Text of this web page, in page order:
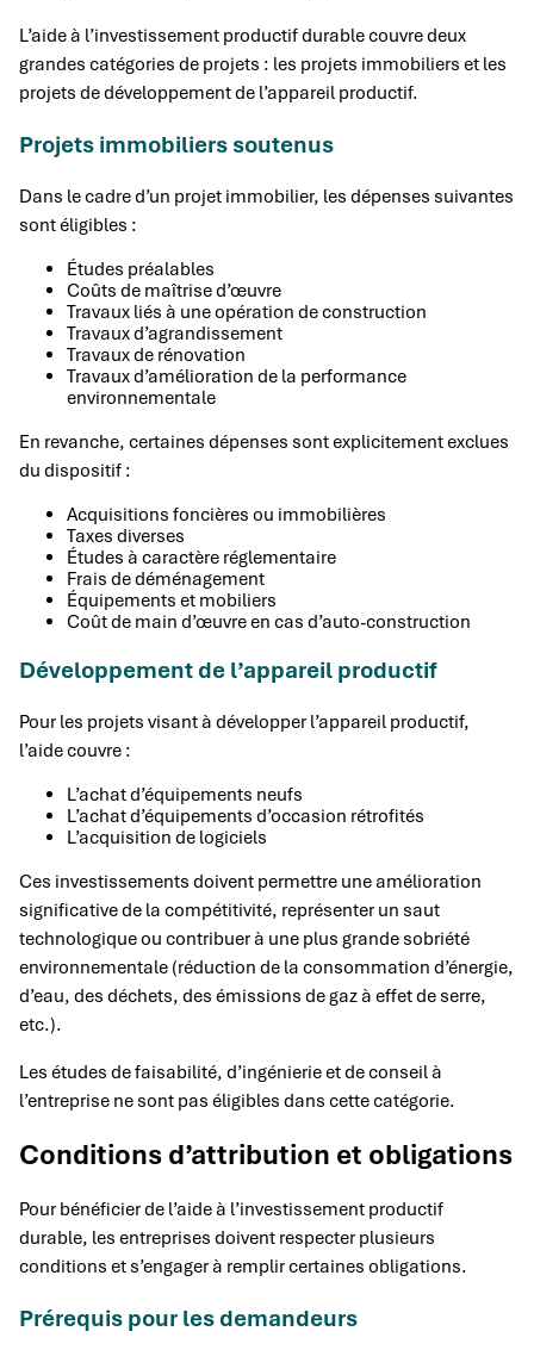
L’aide à l’investissement productif durable couvre deux
grandes catégories de projets : les projets immobiliers et les
projets de développement de l’appareil productif.
Projets immobiliers soutenus
Dans le cadre d’un projet immobilier, les dépenses suivantes
sont éligibles :
Études préalables
Coûts de maîtrise d’œuvre
Travaux liés à une opération de construction
Travaux d’agrandissement
Travaux de rénovation
Travaux d’amélioration de la performance
environnementale
En revanche, certaines dépenses sont explicitement exclues
du dispositif :
Acquisitions foncières ou immobilières
Taxes diverses
Études à caractère réglementaire
Frais de déménagement
Équipements et mobiliers
Coût de main d’œuvre en cas d’auto-construction
Développement de l’appareil productif
Pour les projets visant à développer l’appareil productif,
l’aide couvre :
L’achat d’équipements neufs
L’achat d’équipements d’occasion rétrofités
L’acquisition de logiciels
Ces investissements doivent permettre une amélioration
significative de la compétitivité, représenter un saut
technologique ou contribuer à une plus grande sobriété
environnementale (réduction de la consommation d’énergie,
d’eau, des déchets, des émissions de gaz à effet de serre,
etc.).
Les études de faisabilité, d’ingénierie et de conseil à
l’entreprise ne sont pas éligibles dans cette catégorie.
Conditions d’attribution et obligations
Pour bénéficier de l’aide à l’investissement productif
durable, les entreprises doivent respecter plusieurs
conditions et s’engager à remplir certaines obligations.
Prérequis pour les demandeurs